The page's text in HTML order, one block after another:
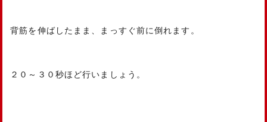
背筋を伸ばしたまま、まっすぐ前に倒れます。
２０～３０秒ほど行いましょう。